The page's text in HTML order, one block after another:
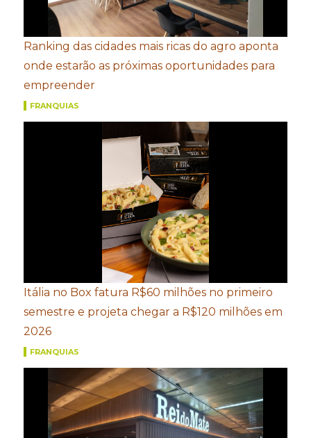
Ranking das cidades mais ricas do agro aponta
onde estarão as próximas oportunidades para
empreender
FRANQUIAS
Itália no Box fatura R$60 milhões no primeiro
semestre e projeta chegar a R$120 milhões em
2026
FRANQUIAS